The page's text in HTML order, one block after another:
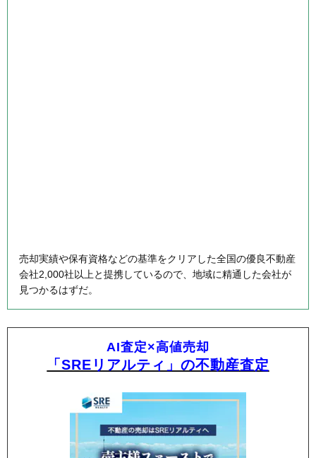
売却実績や保有資格などの基準をクリアした全国の優良不動産
会社2,000社以上と提携しているので、地域に精通した会社が
見つかるはずだ。
AI査定×高値売却
「SREリアルティ」の不動産査定